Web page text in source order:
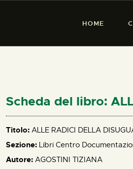
HOME
Scheda del libro:
Titolo: ALLE RADICI DELLA
Sezione: Libri Centro
Autore: AGOSTINI TIZIANA